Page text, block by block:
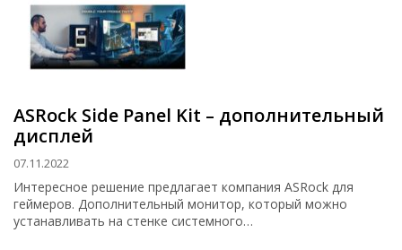
ASRock Side Panel Kit – дополнительный
дисплей
07.11.2022
Интересное решение предлагает компания ASRock для
геймеров. Дополнительный монитор, который можно
устанавливать на стенке системного…